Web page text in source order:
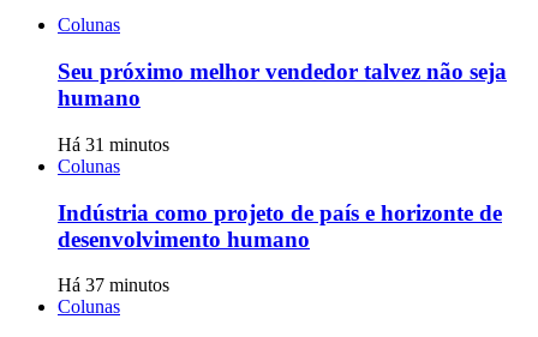
Colunas
Seu próximo melhor vendedor talvez não seja
humano
Há 31 minutos
Colunas
Indústria como projeto de país e horizonte de
desenvolvimento humano
Há 37 minutos
Colunas